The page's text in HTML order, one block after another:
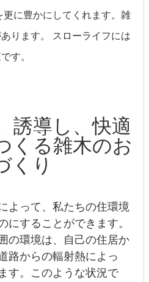
更に豊かにしてくれます。雑
ります。 スローライフには
す。
誘導し、快適
くる雑木のお
くり
よって、私たちの住環境
にすることができます。
の環境は、自己の住居か
路からの輻射熱によっ
す。このような状況で